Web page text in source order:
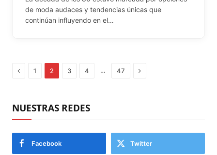
de moda audaces y tendencias únicas que
continúan influyendo en el…
Previous
1 2 3 4 … 47 Next
NUESTRAS REDES
Facebook Twitter